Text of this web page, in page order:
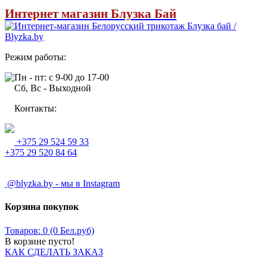
Интернет магазин Блузка Бай
Режим работы:
Пн - пт: с 9-00 до 17-00
Сб, Вс - Выходной
Контакты:
+375 29 524 59 33
+375 29 520 84 64
@blyzka.by - мы в Instagram
Корзина покупок
Товаров: 0 (0 Бел.руб)
В корзине пусто!
КАК СДЕЛАТЬ ЗАКАЗ